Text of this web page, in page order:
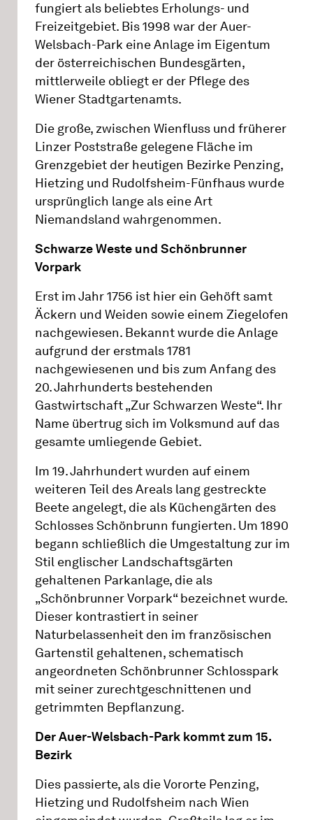
fungiert als beliebtes Erholungs- und
Freizeitgebiet. Bis 1998 war der Auer-
Welsbach-Park eine Anlage im Eigentum
der österreichischen Bundesgärten,
mittlerweile obliegt er der Pflege des
Wiener Stadtgartenamts.
Die große, zwischen Wienfluss und früherer
Linzer Poststraße gelegene Fläche im
Grenzgebiet der heutigen Bezirke Penzing,
Hietzing und Rudolfsheim-Fünfhaus wurde
ursprünglich lange als eine Art
Niemandsland wahrgenommen.
Schwarze Weste und Schönbrunner
Vorpark
Erst im Jahr 1756 ist hier ein Gehöft samt
Äckern und Weiden sowie einem Ziegelofen
nachgewiesen. Bekannt wurde die Anlage
aufgrund der erstmals 1781
nachgewiesenen und bis zum Anfang des
20. Jahrhunderts bestehenden
Gastwirtschaft „Zur Schwarzen Weste“. Ihr
Name übertrug sich im Volksmund auf das
gesamte umliegende Gebiet.
Im 19. Jahrhundert wurden auf einem
weiteren Teil des Areals lang gestreckte
Beete angelegt, die als Küchengärten des
Schlosses Schönbrunn fungierten. Um 1890
begann schließlich die Umgestaltung zur im
Stil englischer Landschaftsgärten
gehaltenen Parkanlage, die als
„Schönbrunner Vorpark“ bezeichnet wurde.
Dieser kontrastiert in seiner
Naturbelassenheit den im französischen
Gartenstil gehaltenen, schematisch
angeordneten Schönbrunner Schlosspark
mit seiner zurechtgeschnittenen und
getrimmten Bepflanzung.
Der Auer-Welsbach-Park kommt zum 15.
Bezirk
Dies passierte, als die Vororte Penzing,
Hietzing und Rudolfsheim nach Wien